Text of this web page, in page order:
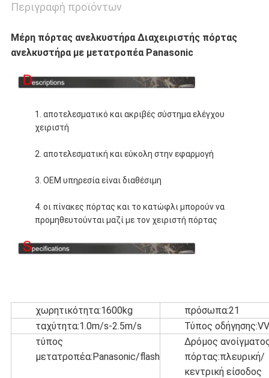
Περιγραφή προϊόντων
Μέρη πόρτας ανελκυστήρα Διαχειριστής πόρτας
ανελκυστήρα με μετατροπέα Panasonic
1. αποτελεσματικό και ακριβές σύστημα ελέγχου
χειριστή
2. αποτελεσματική και εύκολη στην εφαρμογή
3. OEM υπηρεσία είναι διαθέσιμη
4. οι πίνακες πόρτας και το κατώφλι μπορούν να
προμηθευτούνται μαζί με τον χειριστή πόρτας
χωρητικότητα:1600kg
πρόσωπα:21
ταχύτητα:1.0m/s-2.5m/s
Τύπος
τύπος
μετατροπέα:Panasonic/flash
Δρόμος
πόρτας:πλευρική/
κεντρική είσοδος